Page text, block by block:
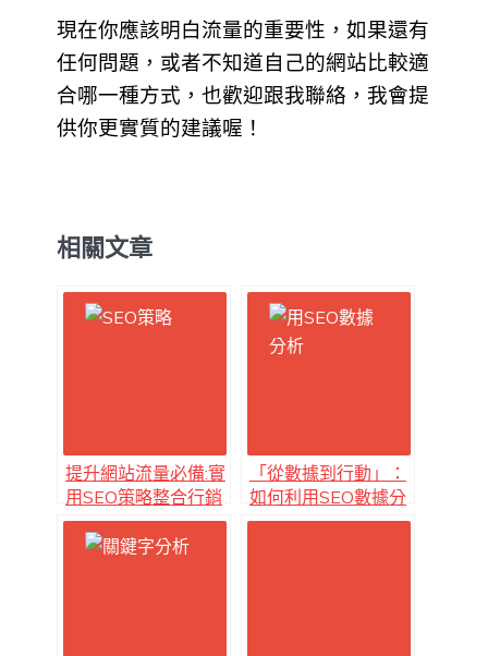
現在你應該明白流量的重要性，如果還有
任何問題，或者不知道自己的網站比較適
合哪一種方式，也歡迎跟我聯絡，我會提
供你更實質的建議喔！
相關文章
提升網站流量必備:實
用SEO策略整合行銷
方案
「從數據到行動」：
如何利用SEO數據分
析驅動業務決策